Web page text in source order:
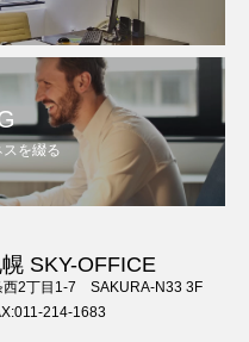
を綴る
SKY-OFFICE
西2丁目1-7 SAKURA-N33 3F
214-1683